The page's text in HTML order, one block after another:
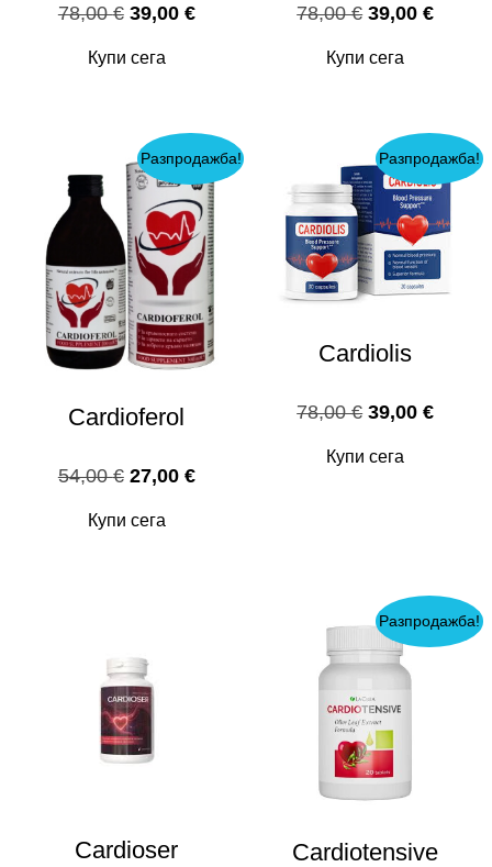
78,00€ Original
39,00 €Текущата
Купи сега
78,00€ Original
39,00€
Купи сега
Разпродажба!
Cardioferol
54,00€ Original
27,00 €Текущата
Купи сега
Разпродажба!
Cardiolis
78,00€ Original
39,00€
Купи сега
Cardioser
Разпродажба!
Cardiotensive